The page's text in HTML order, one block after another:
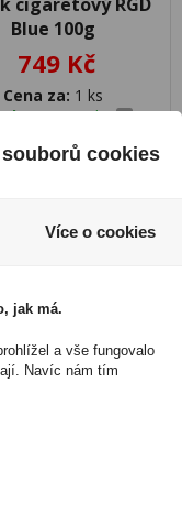
Blue 100g
749 Kč
Cena za: 1 ks
5 - 50 ks
cookies
Více o cookies
jak má.
a vše fungovalo
Navíc nám tím